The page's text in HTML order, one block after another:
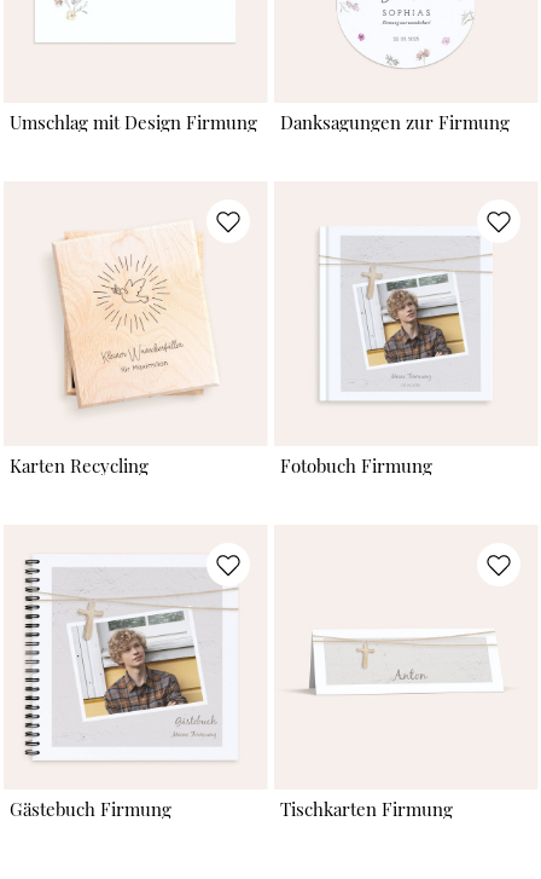
Umschlag mit Design Firmung Danksagungen zur Firmung
Karten Recycling Fotobuch Firmung
Gästebuch Firmung Tischkarten Firmung